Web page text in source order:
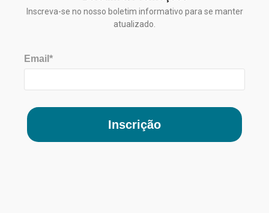
Inscreva-se no nosso boletim informativo para se manter
atualizado.
Email*
Inscrição